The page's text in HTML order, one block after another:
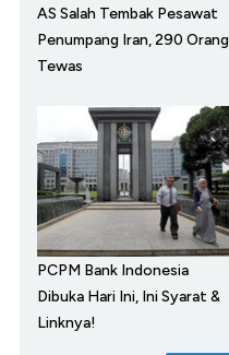
AS Salah Tembak Pesawat
Penumpang Iran, 290 Orang
Tewas
PCPM Bank Indonesia
Dibuka Hari Ini, Ini Syarat &
Linknya!